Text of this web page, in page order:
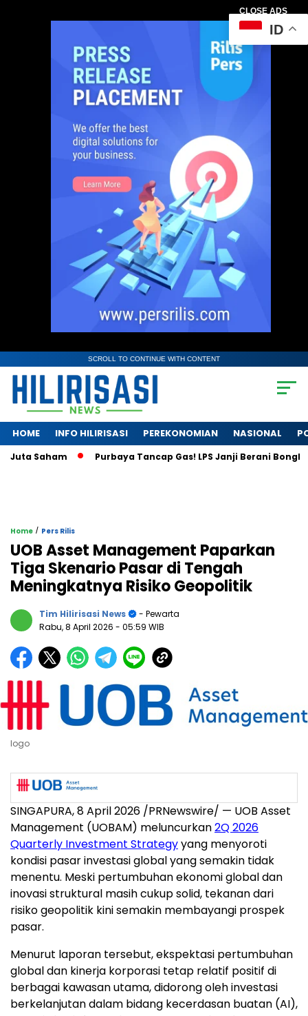
CLOSE ADS
SCROLL TO CONTINUE WITH CONTENT
HOME INFO HILIRISASI PEREKONOMIAN NASIONAL
Saham Purbaya Tancap Gas! LPS Janji Berani Bongkar
Home / Pers Rilis
UOB Asset Management Paparkan
Tiga Skenario Pasar di Tengah
Meningkatnya Risiko Geopolitik
Tim Hilirisasi News
- Pewarta
Rabu, 8 April 2026 - 05:59 WIB
logo
SINGAPURA, 8 April 2026 /PRNewswire/ — UOB Asset
Management (UOBAM) meluncurkan2Q 2026
Quarterly Investment Strategyyang menyoroti
kondisi pasar investasi global yang semakin tidak
menentu. Meski pertumbuhan ekonomi global dan
inovasi struktural masih cukup solid, tekanan dari
risiko geopolitik kini semakin membayangi prospek
pasar.
Menurut laporan tersebut, ekspektasi pertumbuhan
global dan kinerja korporasi tetap relatif positif di
berbagai kawasan utama, didorong oleh investasi
berkelanjutan dalam bidang kecerdasan buatan (AI),
ID